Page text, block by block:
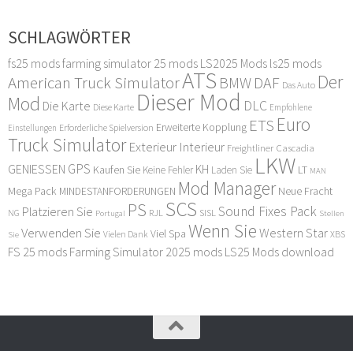
SCHLAGWÖRTER
fs25 modsfarming simulator 25 mods LS2025 Mods ls25 mods
American Truck SimulatorATS BMW DAF Das Auto Der
Mod Die Karte Diese Karte Dieser Mod DLC Empfohlene
Einstellungen Erforderliche Spielversion Erweiterte Kopplung ETS Euro
Truck Simulator Exterieur Interieur Freightliner Cascadia
GENIESSEN GPS Kaufen Sie Keine Fehler KH Laden Sie LKW LT MAN
Mega Pack MINDESTANFORDERUNGEN Mod Manager Neue Fracht
NG Platzieren Sie Portugal PS RJL SCS SISLSound Fixes Pack Stellen
Sie Verwenden Sie Vielen Dank Viel Spa Wenn Sie Western Star XBS
FS 25 mods Farming Simulator 2025 mods LS25 Mods download